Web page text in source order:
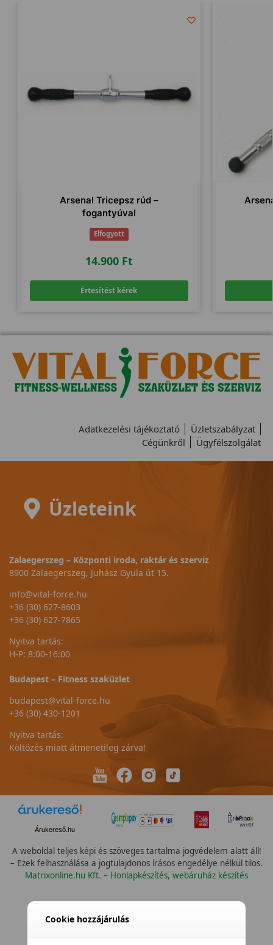
Arsenal Tricepsz rúd –
fogantyúval
Elfogyott
14.900 Ft
Értesítést kérek
Adatkezelési tájékoztató
Üzletszabályzat
Cégünkről
Ügyfélszolgálat
Üzleteink
Zalaegerszeg – Központi iroda, raktár és szerviz
8900 Zalaegerszeg, Juhász Gyula út 15.
info@vital-force.hu
+36 (30) 627-8603
+36 (30) 627-7865
Nyitva tartás:
H-P: 8:00-16:00
Budapest – Fitness szaküzlet
budapest@vital-force.hu
+36 (30) 430-1201
Nyitva tartás:
Költözés miatt átmenetileg zárva!
Árukereső.hu
A weboldal teljes képi és szöveges tartalma jogvédelem alatt áll!
– Ezek felhasználása a jogtulajdonos írásos engedélye nélkül tilos.
Matrixonline.hu Kft. – Honlapkészítés, webáruház készítés
Cookie hozzájárulás